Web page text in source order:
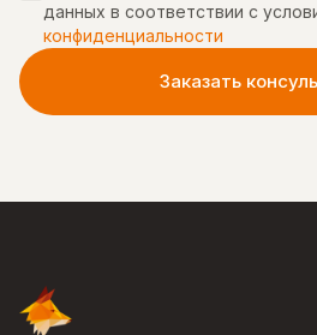
данных в соответствии с
конфиденциальности
Заказать